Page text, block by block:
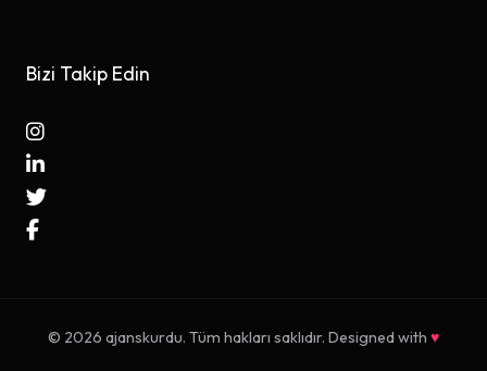
Bizi Takip Edin
© 2026 ajanskurdu. Tüm hakları saklıdır. Designed with ♥